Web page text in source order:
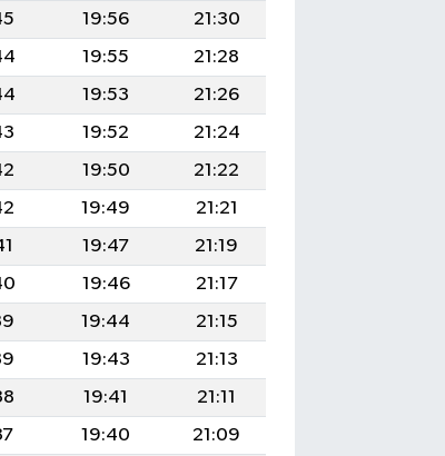
19:56
21:30
19:55
21:28
19:53
21:26
19:52
21:24
19:50
21:22
19:49
21:21
19:47
21:19
19:46
21:17
19:44
21:15
19:43
21:13
19:41
21:11
19:40
21:09